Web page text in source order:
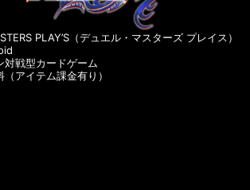
PLAY’S（デュエル・マスターズ プレイス）
対戦型カードゲーム
アイテム課金有り）